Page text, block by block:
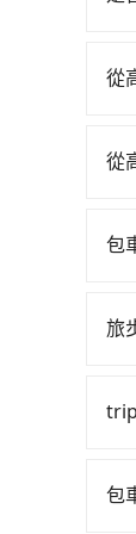
16
等
該
又
從
到
從
後
包
供
旅
專
包